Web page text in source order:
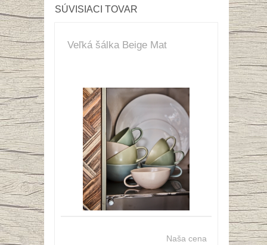
SÚVISIACI TOVAR
Veľká šálka Beige Mat
Naša cena